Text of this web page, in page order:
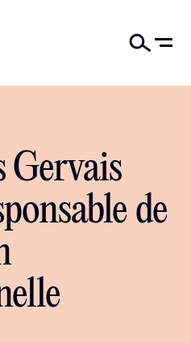
Gervais
de